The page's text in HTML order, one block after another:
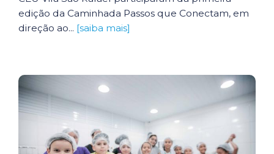
edição da Caminhada Passos que Conectam, em
direção ao... [saiba mais]